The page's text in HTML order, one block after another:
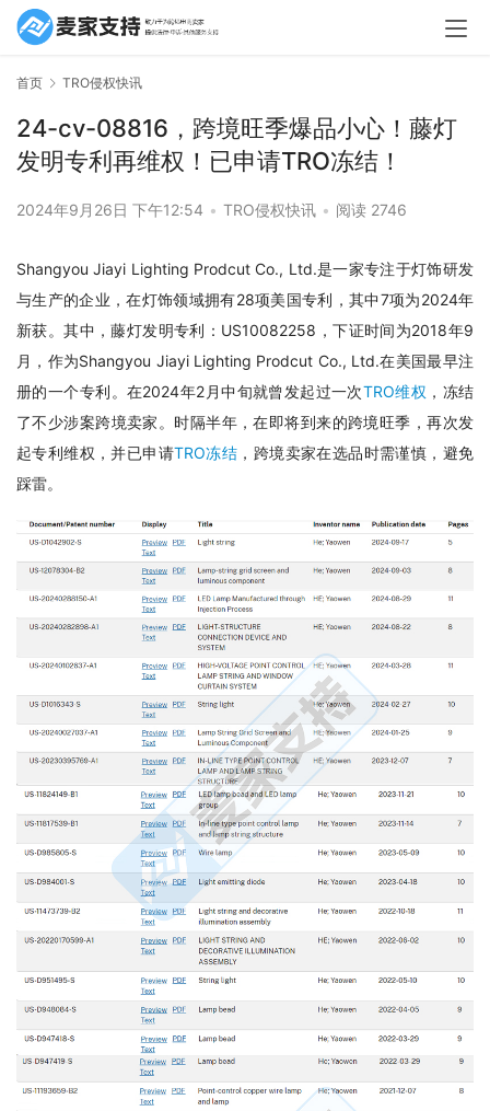
首页 TRO侵权快讯
24-cv-08816，跨境旺季爆品小心！藤灯
发明专利再维权！已申请TRO冻结！
2024年9月26日 下午12:54 • TRO侵权快讯 • 阅读 2746
Shangyou Jiayi Lighting Prodcut Co., Ltd.是一家专注于灯饰研发
与生产的企业，在灯饰领域拥有28项美国专利，其中7项为2024年
新获。其中，藤灯发明专利：US10082258，下证时间为2018年9
月，作为Shangyou Jiayi Lighting Prodcut Co., Ltd.在美国最早注
册的一个专利。在2024年2月中旬就曾发起过一次TRO维权 ，冻结
了不少涉案跨境卖家。时隔半年，在即将到来的跨境旺季，再次发
起专利维权，并已申请TRO冻结 ，跨境卖家在选品时需谨慎，避免
踩雷。